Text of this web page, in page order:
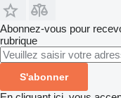
Abonnez-vous pour
rubrique
S'abonner